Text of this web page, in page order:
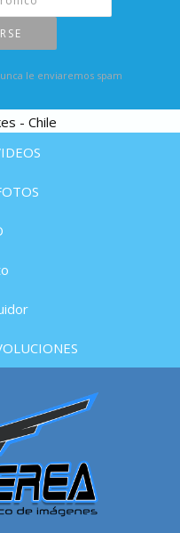
le enviaremos spam